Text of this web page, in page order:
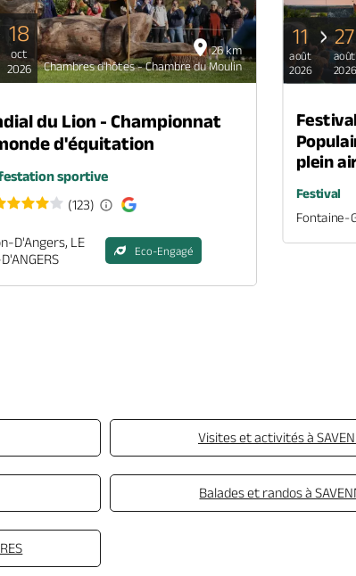
26 km
Chambres d'hôtes - Chambre du Moulin
18
oct
2026
du Lion - Championnat
d'équitation
sportive
(123)
D'Angers, LE
Eco-Engagé
11
août
2026
27
août
2026
plein
Festival
Fontaine-
Visites et activités à
Balades et randos à